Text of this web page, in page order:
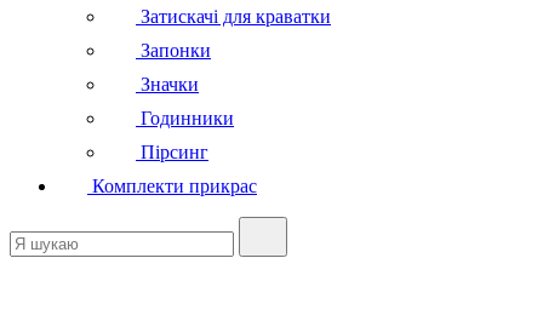
Затискачі для краватки
Запонки
Значки
Годинники
Пірсинг
Комплекти прикрас